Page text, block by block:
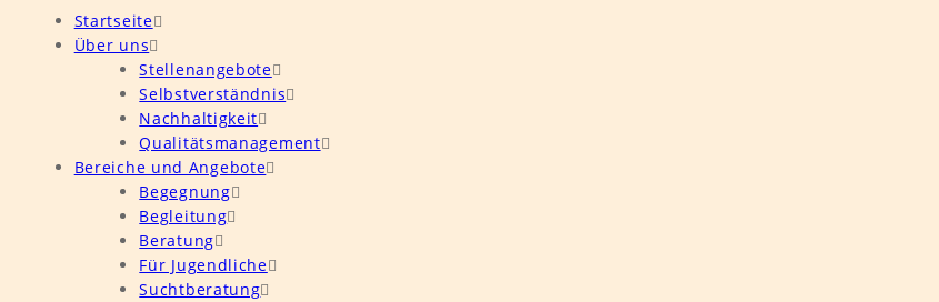
Startseite
Über uns
Stellenangebote
Selbstverständnis
Nachhaltigkeit
Qualitätsmanagement
Bereiche und Angebote
Begegnung
Begleitung
Beratung
Für Jugendliche
Suchtberatung